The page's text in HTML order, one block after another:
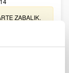
ZABALIK.